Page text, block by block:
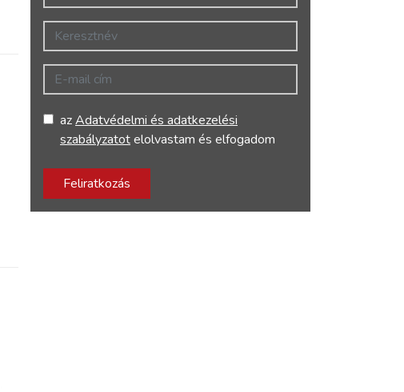
Keresztnév
E-mail cím
azAdatvédelmi és adatkezelési
szabályzatotelolvastam és elfogadom
Feliratkozás